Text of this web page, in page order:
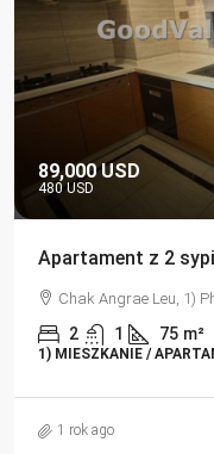
89,000 USD
480 USD
Apartament z 2
Chak Angrae Leu, 1)
2 1 75 m²
1) MIESZKANIE /
1 rok ago